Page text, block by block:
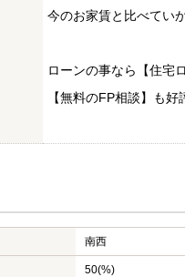
今のお家賃と比べてい
ローンの事なら【住宅
【無料のFP相談】も好
南西
50(%)